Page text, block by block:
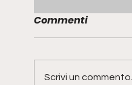
Commenti
Scrivi un commento...